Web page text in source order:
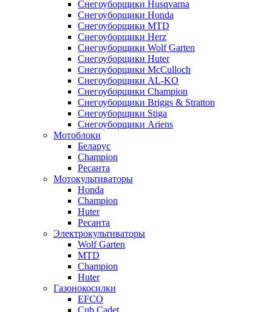
Снегоуборщики Husqvarna
Снегоуборщики Honda
Снегоуборщики MTD
Снегоуборщики Herz
Снегоуборщики Wolf Garten
Снегоуборщики Huter
Снегоуборщики McCulloch
Снегоуборщики AL-KO
Снегоуборщики Champion
Снегоуборщики Briggs & Stratton
Снегоуборщики Stiga
Снегоуборщики Ariens
Мотоблоки
Беларус
Champion
Ресанта
Мотокультиваторы
Honda
Champion
Huter
Ресанта
Электрокультиваторы
Wolf Garten
MTD
Champion
Huter
Газонокосилки
EFCO
Cub Cadet